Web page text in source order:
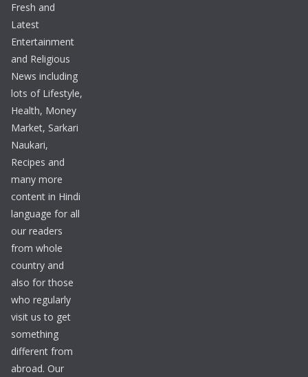
Fresh and
Latest
Entertainment
and Religious
News including
lots of Lifestyle,
Health, Money
Market, Sarkari
Naukari,
Recipes and
many more
content in Hindi
language for all
our readers
from whole
country and
also for those
who regularly
visit us to get
something
different from
abroad. Our